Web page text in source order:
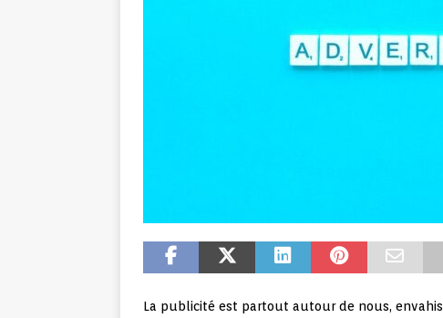
La publicité est partout autour de nous,